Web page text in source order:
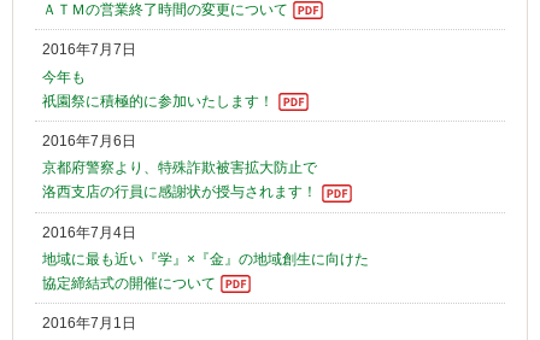
ＡＴＭの営業終了時間の変更について
2016年7月7日
今年も
祇園祭に積極的に参加いたします！
2016年7月6日
京都府警察より、特殊詐欺被害拡大防止で
洛西支店の行員に感謝状が授与されます！
2016年7月4日
地域に最も近い『学』×『金』の地域創生に向けた
協定締結式の開催について
2016年7月1日